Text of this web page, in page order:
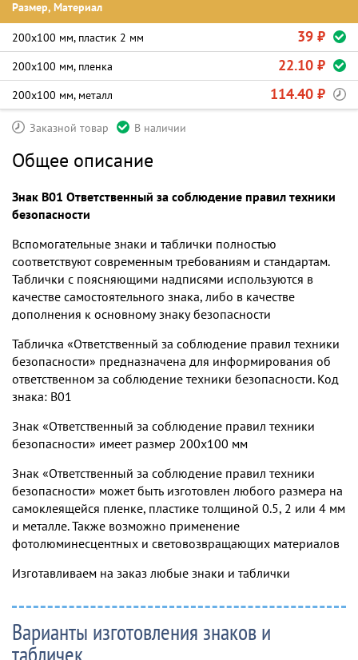
Размер, Материал
200х100 мм, пластик 2 мм 39 ₽
200х100 мм, пленка 22.10 ₽
200х100 мм, металл 114.40 ₽
Заказной товар В наличии
Общее описание
Знак B01 Ответственный за соблюдение правил техники
безопасности
Вспомогательные знаки и таблички полностью
соответствуют современным требованиям и стандартам.
Таблички с поясняющими надписями используются в
качестве самостоятельного знака, либо в качестве
дополнения к основному знаку безопасности
Табличка «Ответственный за соблюдение правил техники
безопасности» предназначена для информирования об
ответственном за соблюдение техники безопасности. Код
знака: B01
Знак «Ответственный за соблюдение правил техники
безопасности» имеет размер 200х100 мм
Знак «Ответственный за соблюдение правил техники
безопасности» может быть изготовлен любого размера на
самоклеящейся пленке, пластике толщиной 0.5, 2 или 4 мм
и металле. Также возможно применение
фотолюминесцентных и световозвращающих материалов
Изготавливаем на заказ любые знаки и таблички
Варианты изготовления знаков и
табличек